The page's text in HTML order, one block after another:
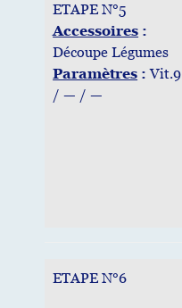
ETAPE N°5
Accessoires :
Découpe Légumes
Paramètres : Vit.9
/ — / —
ETAPE N°6